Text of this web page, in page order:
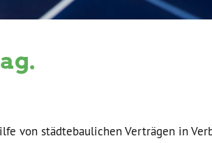
von städtebaulichen Verträgen in